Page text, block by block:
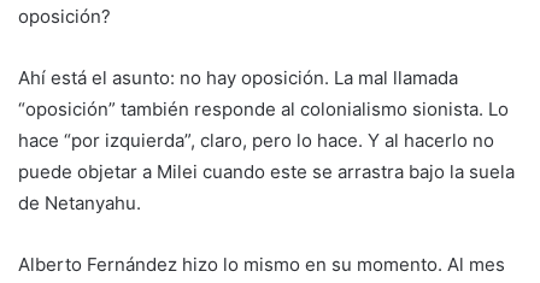
oposición?
Ahí está el asunto: no hay oposición. La mal llamada
“oposición” también responde al colonialismo sionista. Lo
hace “por izquierda”, claro, pero lo hace. Y al hacerlo no
puede objetar a Milei cuando este se arrastra bajo la suela
de Netanyahu.
Alberto Fernández hizo lo mismo en su momento. Al mes